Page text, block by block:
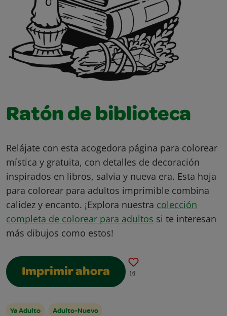
Ratón de biblioteca
Relájate con esta acogedora página para colorear
mística y gratuita, con detalles de decoración
inspirados en libros, salvia y nueva era. Esta hoja
para colorear para adultos imprimible combina
calidez y encanto. ¡Explora nuestra colección
completa de colorear para adultos si te interesan
más dibujos como estos!
Imprimir ahora 16
Ya Adulto Adulto-Nuevo